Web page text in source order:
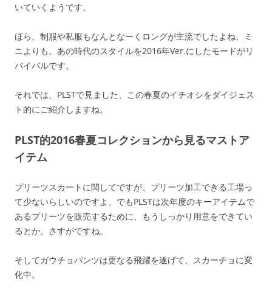
いていくようです。
ほら、制服や私服もなんとなーくロングが主流でしたよね、ミ
ニよりも。あの時代のスタイルを2016年Ver.にしたモードがリ
バイバルです。
それでは、PLSTで見ました、この春夏のイチオシをダイジェス
ト的にご紹介しますね。
PLST的2016春夏コレクションから見るマストア
イテム
プリーツスカートに関してですが、プリーツ加工できる工場っ
て少ないらしいのですよ、でもPLSTは次年度のキーアイテムで
あるプリーツを販売するために、もうしっかり用意をできてい
るとか。さすがですね。
そしてガウチョパンツは更なる飛躍を遂げて、スカーチョに変
化中。